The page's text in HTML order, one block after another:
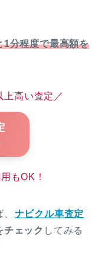
1分程度で最高額を
上高い査定／
もOK！
ナビクル車査定
チェック してみる